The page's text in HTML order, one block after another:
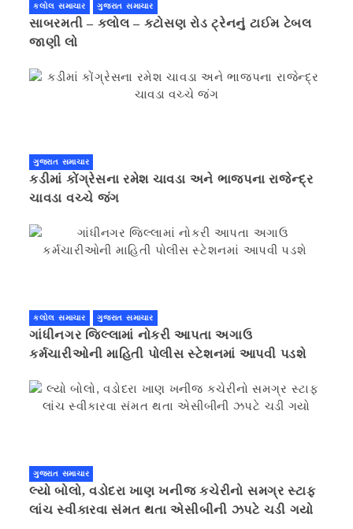
કલોલ સમાચાર ગુજરાત સમાચાર
સાબરમતી – કલોલ – કટોસણ રોડ ટ્રેનનું ટાઈમ ટેબલ
જાણી લો
ગુજરાત સમાચાર
કડીમાં કોંગ્રેસના રમેશ ચાવડા અને ભાજપના રાજેન્દ્ર
ચાવડા વચ્ચે જંગ
કલોલ સમાચાર ગુજરાત સમાચાર
ગાંધીનગર જિલ્લામાં નોકરી આપતા અગાઉ
કર્મચારીઓની માહિતી પોલીસ સ્ટેશનમાં આપવી પડશે
ગુજરાત સમાચાર
લ્યો બોલો, વડોદરા ખાણ ખનીજ કચેરીનો સમગ્ર સ્ટાફ
લાંચ સ્વીકારવા સંમત થતા એસીબીની ઝપટે ચડી ગયો